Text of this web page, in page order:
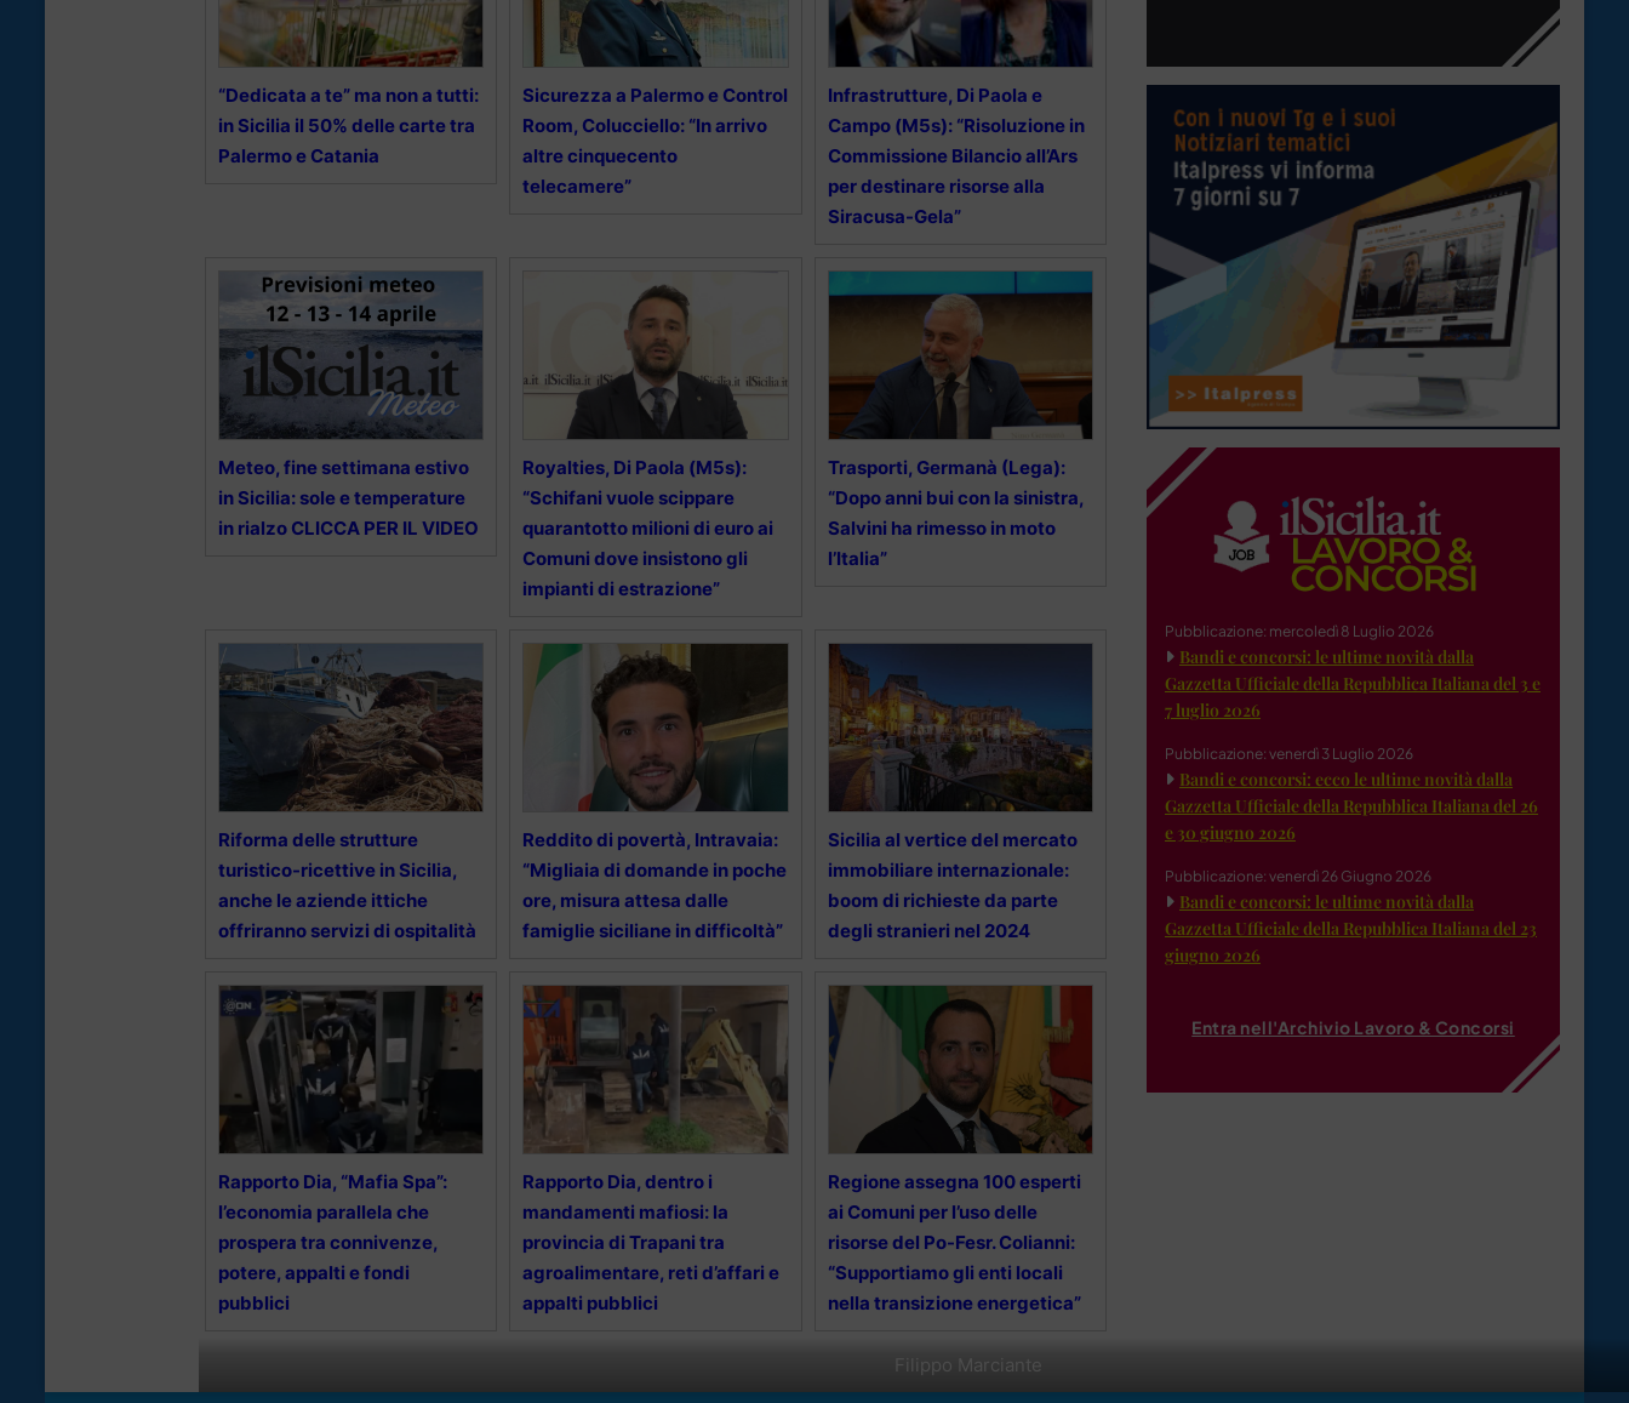
Filippo Marciante
“Dedicata a te” ma non a tutti:
in Sicilia il 50% delle carte tra
Palermo e Catania
Sicurezza a Palermo e Control
Room, Colucciello: “In arrivo
altre cinquecento
telecamere”
Infrastrutture, Di Paola e
Campo (M5s): “Risoluzione in
Commissione Bilancio all’Ars
per destinare risorse alla
Siracusa-Gela”
Meteo, fine settimana estivo
in Sicilia: sole e temperature
in rialzo CLICCA PER IL VIDEO
Royalties, Di Paola (M5s):
“Schifani vuole scippare
quarantotto milioni di euro ai
Comuni dove insistono gli
impianti di estrazione”
Trasporti, Germanà (Lega):
“Dopo anni bui con la sinistra,
Salvini ha rimesso in moto
l’Italia”
Riforma delle strutture
turistico-ricettive in Sicilia,
anche le aziende ittiche
offriranno servizi di ospitalità
Reddito di povertà, Intravaia:
“Migliaia di domande in poche
ore, misura attesa dalle
famiglie siciliane in difficoltà”
Sicilia al vertice del mercato
immobiliare internazionale:
boom di richieste da parte
degli stranieri nel 2024
Rapporto Dia, “Mafia Spa”:
l’economia parallela che
prospera tra connivenze,
potere, appalti e fondi
pubblici
Rapporto Dia, dentro i
mandamenti mafiosi: la
provincia di Trapani tra
agroalimentare, reti d’affari e
appalti pubblici
Regione assegna 100 esperti
ai Comuni per l’uso delle
risorse del Po-Fesr. Colianni:
“Supportiamo gli enti locali
nella transizione energetica”
Pubblicazione: mercoledì 8 Luglio 2026
Bandi e concorsi: le ultime novità dalla
Gazzetta Ufficiale della Repubblica Italiana del 3 e
7 luglio 2026
Pubblicazione: venerdì 3 Luglio 2026
Bandi e concorsi: ecco le ultime novità dalla
Gazzetta Ufficiale della Repubblica Italiana del 26
e 30 giugno 2026
Pubblicazione: venerdì 26 Giugno 2026
Bandi e concorsi: le ultime novità dalla
Gazzetta Ufficiale della Repubblica Italiana del 23
giugno 2026
Entra nell'Archivio Lavoro & Concorsi